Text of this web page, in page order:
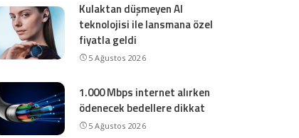
Kulaktan düşmeyen AI
teknolojisi ile lansmana özel
fiyatla geldi
5 Ağustos 2026
1.000 Mbps internet alırken
ödenecek bedellere dikkat
5 Ağustos 2026